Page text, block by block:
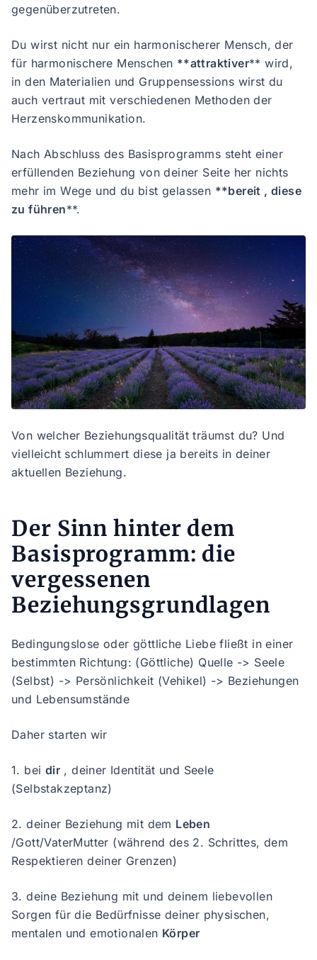
gegenüberzutreten.
Du wirst nicht nur ein harmonischerer Mensch, der
für harmonischere Menschen **attraktiver** wird,
in den Materialien und Gruppensessions wirst du
auch vertraut mit verschiedenen Methoden der
Herzenskommunikation.
Nach Abschluss des Basisprogramms steht einer
erfüllenden Beziehung von deiner Seite her nichts
mehr im Wege und du bist gelassen **bereit , diese
zu führen**.
Von welcher Beziehungsqualität träumst du? Und
vielleicht schlummert diese ja bereits in deiner
aktuellen Beziehung.
Der Sinn hinter dem
Basisprogramm: die
vergessenen
Beziehungsgrundlagen
Bedingungslose oder göttliche Liebe fließt in einer
bestimmten Richtung: (Göttliche) Quelle -> Seele
(Selbst) -> Persönlichkeit (Vehikel) -> Beziehungen
und Lebensumstände
Daher starten wir
1. bei dir , deiner Identität und Seele
(Selbstakzeptanz)
2. deiner Beziehung mit dem Leben
/Gott/VaterMutter (während des 2. Schrittes, dem
Respektieren deiner Grenzen)
3. deine Beziehung mit und deinem liebevollen
Sorgen für die Bedürfnisse deiner physischen,
mentalen und emotionalen Körper